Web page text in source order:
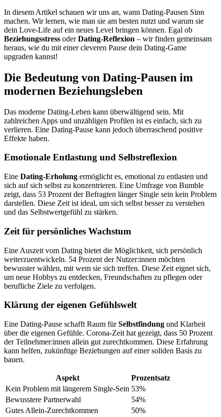
In diesem Artikel schauen wir uns an, wann Dating-Pausen Sinn
machen. Wir lernen, wie man sie am besten nutzt und warum sie
dein Love-Life auf ein neues Level bringen können. Egal ob
Beziehungsstress oderDating-Reflexion – wir finden gemeinsam
heraus, wie du mit einer cleveren Pause dein Dating-Game
upgraden kannst!
Die Bedeutung von Dating-Pausen im
modernen Beziehungsleben
Das moderne Dating-Leben kann überwältigend sein. Mit
zahlreichen Apps und unzähligen Profilen ist es einfach, sich zu
verlieren. Eine Dating-Pause kann jedoch überraschend positive
Effekte haben.
Emotionale Entlastung und Selbstreflexion
Eine Dating-Erholung ermöglicht es, emotional zu entlasten und
sich auf sich selbst zu konzentrieren. Eine Umfrage von Bumble
zeigt, dass 53 Prozent der Befragten länger Single sein kein Problem
darstellen. Diese Zeit ist ideal, um sich selbst besser zu verstehen
und das Selbstwertgefühl zu stärken.
Zeit für persönliches Wachstum
Eine Auszeit vom Dating bietet die Möglichkeit, sich persönlich
weiterzuentwickeln. 54 Prozent der Nutzer:innen möchten
bewusster wählen, mit wem sie sich treffen. Diese Zeit eignet sich,
um neue Hobbys zu entdecken, Freundschaften zu pflegen oder
berufliche Ziele zu verfolgen.
Klärung der eigenen Gefühlswelt
Eine Dating-Pause schafft Raum fürSelbstfindung und Klarheit
über die eigenen Gefühle. Corona-Zeit hat gezeigt, dass 50 Prozent
der Teilnehmer:innen allein gut zurechtkommen. Diese Erfahrung
kann helfen, zukünftige Beziehungen auf einer soliden Basis zu
bauen.
Aspekt
Prozentsatz
Kein Problem mit längerem Single-Sein 53%
Bewusstere Partnerwahl
54%
Gutes Allein-Zurechtkommen
50%